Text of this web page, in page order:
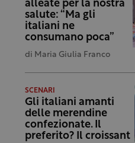
alleate per la nostra
salute: “Ma gli
italiani ne
consumano poca”
di Maria Giulia Franco
SCENARI
Gli italiani amanti
delle merendine
confezionate. Il
preferito? Il croissant